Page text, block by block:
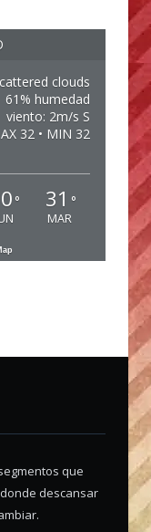
clouds
61% humedad
viento: 2m/s S
32 • MIN 32
° 31 °
MAR
que
descansar